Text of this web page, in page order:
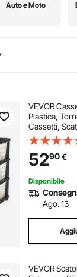
Auto e Moto
VEVOR
Plastica,
Cassetti,
Livelli,
Forniture per
hobby, Aule,
5290€
Disponibile
Ago. 13
VEVOR